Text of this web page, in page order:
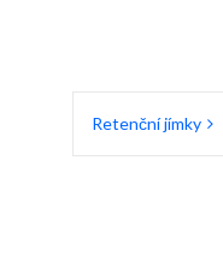
Retenční jímky